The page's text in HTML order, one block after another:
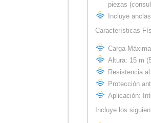
piezas
Incluye
Características
Carga
Altura: 15 m
Resistencia
Protección
Aplicación:
Incluye los